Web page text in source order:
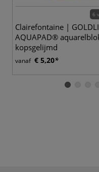
6
Clairefontaine |
AQUAPAD®
kopsgelijmd
vanaf € 5,20